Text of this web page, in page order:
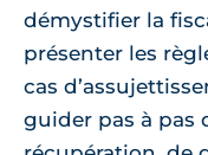
démystifier la
présenter les
cas
guider pas à pas